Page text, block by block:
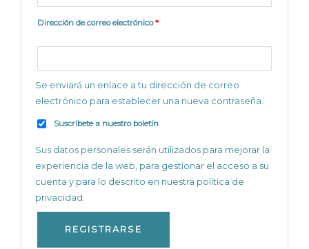
Dirección de correo electrónico*
Se enviará un enlace a tu dirección de correo
electrónico para establecer una nueva contraseña.
Suscríbete a nuestro boletín
Sus datos personales serán utilizados para mejorar la
experiencia de la web, para gestionar el acceso a su
cuenta y para lo descrito en nuestra política de
privacidad
REGISTRARSE